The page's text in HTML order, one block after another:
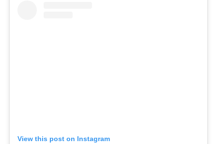
View this post on Instagram